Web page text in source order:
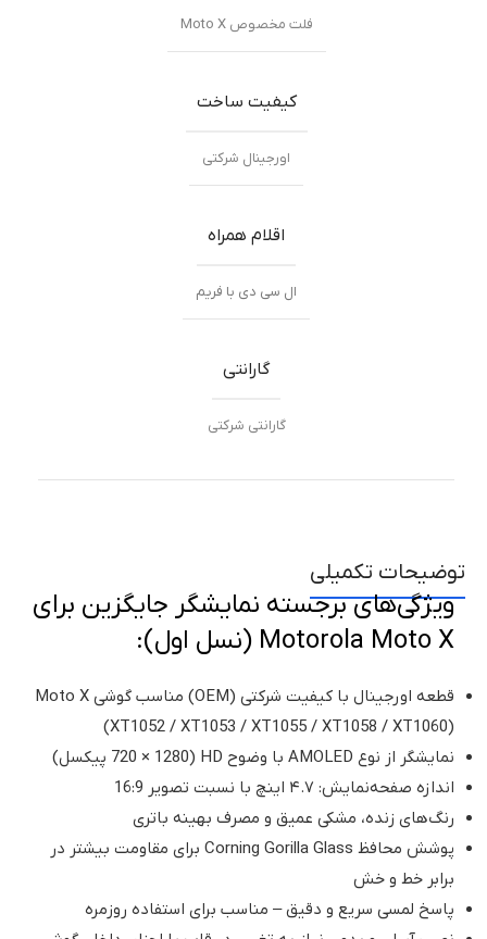
فلت مخصوص Moto X
کیفیت ساخت
اورجینال شرکتی
اقلام همراه
ال سی دی با فریم
گارانتی
گارانتی شرکتی
توضیحات تکمیلی
ویژگی‌های برجسته نمایشگر جایگزین برای
Motorola Moto X (نسل اول):
قطعه اورجینال با کیفیت شرکتی (OEM) مناسب گوشی Moto X
(XT1052 / XT1053 / XT1055 / XT1058 / XT1060)
نمایشگر از نوع AMOLED با وضوح HD (720 × 1280 پیکسل)
اندازه صفحه‌نمایش: ۴.۷ اینچ با نسبت تصویر 16:9
رنگ‌های زنده، مشکی عمیق و مصرف بهینه باتری
پوشش محافظ Corning Gorilla Glass برای مقاومت بیشتر در
برابر خط و خش
پاسخ لمسی سریع و دقیق – مناسب برای استفاده روزمره